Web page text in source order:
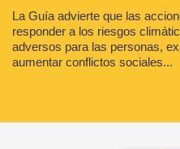
La Guía advierte que las
responder a los riesgos
adversos para las personas,
aumentar conflictos sociales...